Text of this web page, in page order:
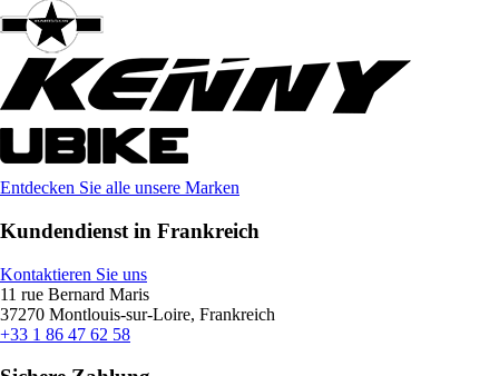
Entdecken Sie alle unsere Marken
Kundendienst in Frankreich
Kontaktieren Sie uns
11 rue Bernard Maris
37270 Montlouis-sur-Loire, Frankreich
+33 1 86 47 62 58